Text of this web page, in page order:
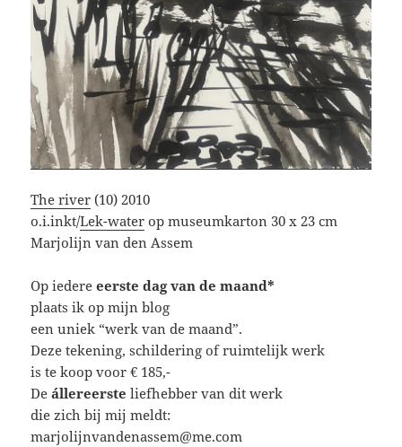
The river (10) 2010
o.i.inkt/Lek-water op museumkarton 30 x 23 cm
Marjolijn van den Assem
Op iedereeerste dag van de maand*
plaats ik op mijn blog
een uniek “werk van de maand”.
Deze tekening, schildering of ruimtelijk werk
is te koop voor € 185,-
Deállereerste liefhebber van dit werk
die zich bij mij meldt:
marjolijnvandenassem@me.com